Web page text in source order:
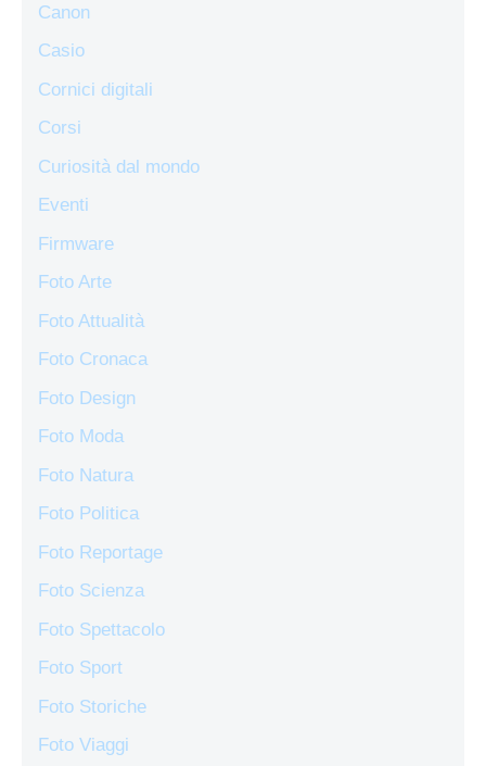
Canon
Casio
Cornici digitali
Corsi
Curiosità dal mondo
Eventi
Firmware
Foto Arte
Foto Attualità
Foto Cronaca
Foto Design
Foto Moda
Foto Natura
Foto Politica
Foto Reportage
Foto Scienza
Foto Spettacolo
Foto Sport
Foto Storiche
Foto Viaggi